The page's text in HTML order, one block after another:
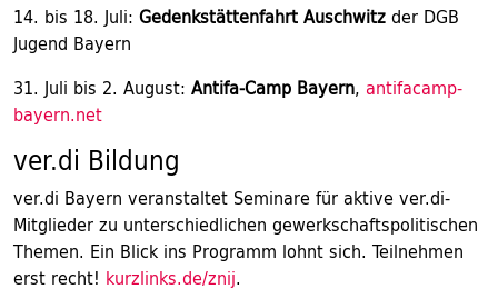
14. bis 18. Juli: Gedenkstättenfahrt Auschwitzder DGB
Jugend Bayern
31. Juli bis 2. August: Antifa-Camp Bayern, antifacamp-
bayern.net
ver.di Bildung
ver.di Bayern veranstaltet Seminare für aktive ver.di-
Mitglieder zu unterschiedlichen gewerkschaftspolitischen
Themen. Ein Blick ins Programm lohnt sich. Teilnehmen
erst recht! kurzlinks.de/znij.